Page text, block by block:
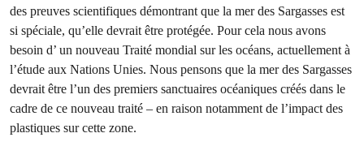
des preuves scientifiques démontrant que la mer des Sargasses est
si spéciale, qu’elle devrait être protégée. Pour cela nous avons
besoin d’ un nouveau Traité mondial sur les océans, actuellement à
l’étude aux Nations Unies. Nous pensons que la mer des Sargasses
devrait être l’un des premiers sanctuaires océaniques créés dans le
cadre de ce nouveau traité – en raison notamment de l’impact des
plastiques sur cette zone.